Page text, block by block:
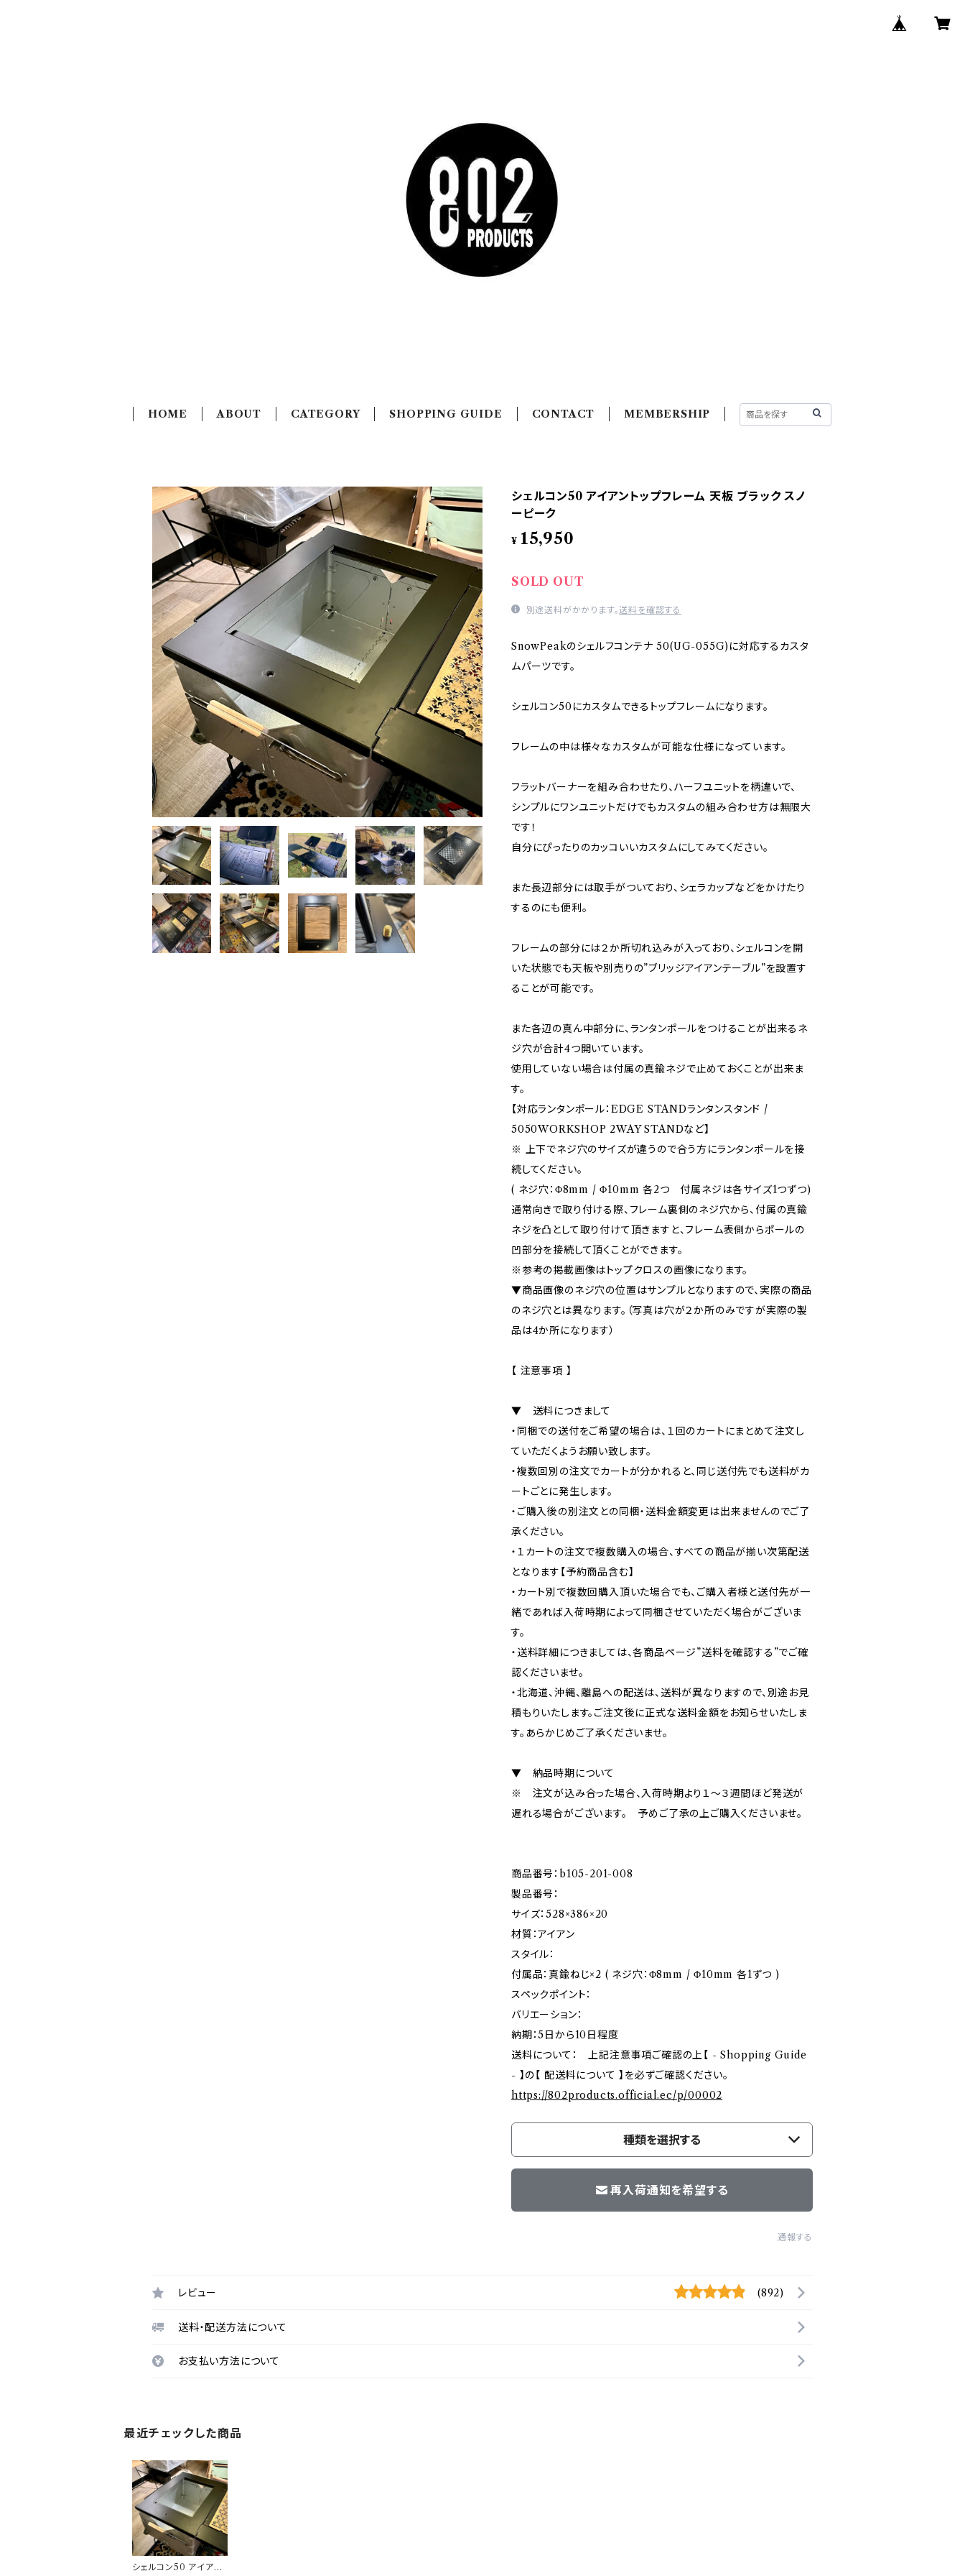
HOME ABOUT CATEGORY SHOPPING GUIDE CONTACT MEMBERSHIP
シェルコン50 アイアントップフレーム 天板 ブラック スノ
ーピーク
¥ 15,950
SOLD OUT
別途送料がかかります。送料を確認する
SnowPeakのシェルフコンテナ 50(UG-055G)に対応するカスタ
ムパーツです。
シェルコン50にカスタムできるトップフレームになります。
フレームの中は様々なカスタムが可能な仕様になっています。
フラットバーナーを組み合わせたり、ハーフユニットを柄違いで、
シンプルにワンユニットだけでもカスタムの組み合わせ方は無限大
です！
自分にぴったりのカッコいいカスタムにしてみてください。
また長辺部分には取手がついており、シェラカップなどをかけたり
するのにも便利。
フレームの部分には２か所切れ込みが入っており、シェルコンを開
いた状態でも天板や別売りの”ブリッジアイアンテーブル”を設置す
ることが可能です。
また各辺の真ん中部分に、ランタンポールをつけることが出来るネ
ジ穴が合計4つ開いています。
使用していない場合は付属の真鍮ネジで止めておくことが出来ま
す。
【対応ランタンポール：EDGE STANDランタンスタンド /
5050WORKSHOP 2WAY STANDなど】
※ 上下でネジ穴のサイズが違うので合う方にランタンポールを接
続してください。
( ネジ穴：Φ8mm / Φ10mm 各2つ 付属ネジは各サイズ1つずつ)
通常向きで取り付ける際、フレーム裏側のネジ穴から、付属の真鍮
ネジを凸として取り付けて頂きますと、フレーム表側からポールの
凹部分を接続して頂くことができます。
※参考の掲載画像はトップクロスの画像になります。
▼商品画像のネジ穴の位置はサンプルとなりますので、実際の商品
のネジ穴とは異なります。（写真は穴が２か所のみですが実際の製
品は4か所になります）
【 注意事項 】
▼ 送料につきまして
・同梱での送付をご希望の場合は、１回のカートにまとめて注文し
ていただくようお願い致します。
・複数回別の注文でカートが分かれると、同じ送付先でも送料がカ
ートごとに発生します。
・ご購入後の別注文との同梱・送料金額変更は出来ませんのでご了
承ください。
・１カートの注文で複数購入の場合、すべての商品が揃い次第配送
となります【予約商品含む】
・カート別で複数回購入頂いた場合でも、ご購入者様と送付先が一
緒であれば入荷時期によって同梱させていただく場合がございま
す。
・送料詳細につきましては、各商品ページ”送料を確認する”でご確
認くださいませ。
・北海道、沖縄、離島への配送は、送料が異なりますので、別途お見
積もりいたします。ご注文後に正式な送料金額をお知らせいたしま
す。あらかじめご了承くださいませ。
▼ 納品時期について
※ 注文が込み合った場合、入荷時期より１～３週間ほど発送が
遅れる場合がございます。 予めご了承の上ご購入くださいませ。
商品番号：b105-201-008
製品番号：
サイズ：528×386×20
材質：アイアン
スタイル：
付属品：真鍮ねじ×2 ( ネジ穴：Φ8mm / Φ10mm 各1ずつ )
スペックポイント：
バリエーション：
納期：5日から10日程度
送料について： 上記注意事項ご確認の上【 - Shopping Guide
- 】の【 配送料について 】を必ずご確認ください。
https://802products.official.ec/p/00002
種類を選択する
再入荷通知を希望する
通報する
レビュー (892)
送料・配送方法について
お支払い方法について
最近チェックした商品
シェルコン50 アイアン